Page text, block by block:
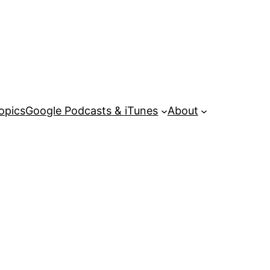
Google Podcasts & iTunes About